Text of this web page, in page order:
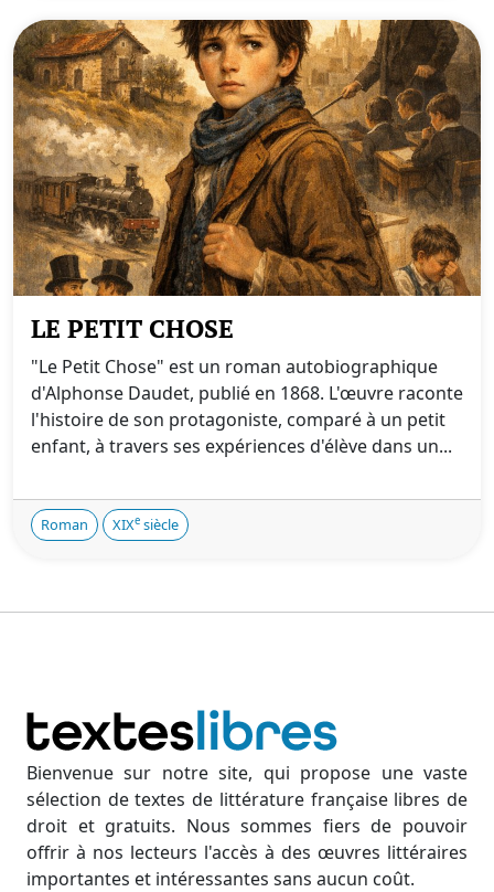
LE PETIT CHOSE
"Le Petit Chose" est un roman autobiographique
d'Alphonse Daudet, publié en 1868. L'œuvre raconte
l'histoire de son protagoniste, comparé à un petit
enfant, à travers ses expériences d'élève dans un...
Roman XIXe siècle
Bienvenue sur notre site, qui propose une vaste
sélection de textes de littérature française libres de
droit et gratuits. Nous sommes fiers de pouvoir
offrir à nos lecteurs l'accès à des œuvres littéraires
importantes et intéressantes sans aucun coût.